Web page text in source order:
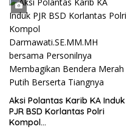
Aksi Polantas Karib KA Induk
PJR BSD Korlantas Polri
Kompol